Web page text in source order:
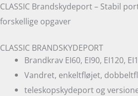
CLASSIC Brandskydeport – Stabil
forskellige opgaver
CLASSIC BRANDSKYDEPORT
Brandkrav EI60, EI90, EI120,
Vandret, enkeltfløjet,
teleskopskydeport og